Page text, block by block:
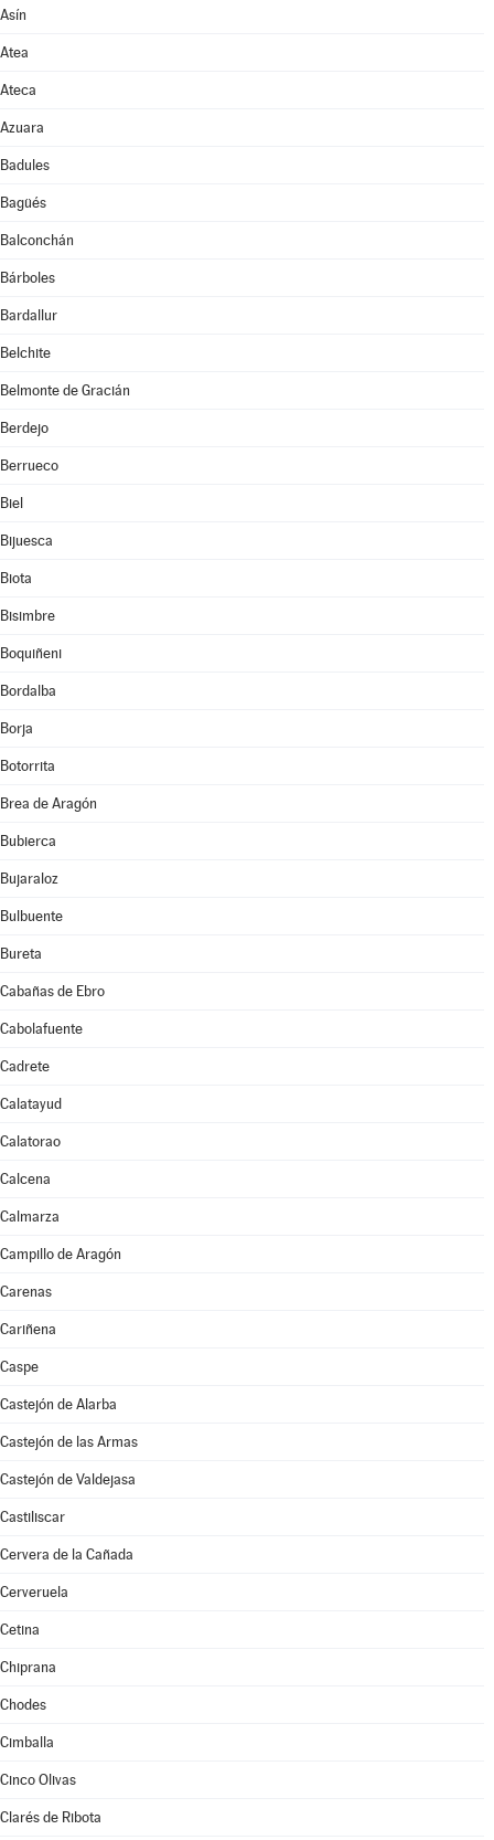
Asín
Atea
Ateca
Azuara
Badules
Bagüés
Balconchán
Bárboles
Bardallur
Belchite
Belmonte de Gracián
Berdejo
Berrueco
Biel
Bijuesca
Biota
Bisimbre
Boquiñeni
Bordalba
Borja
Botorrita
Brea de Aragón
Bubierca
Bujaraloz
Bulbuente
Bureta
Cabañas de Ebro
Cabolafuente
Cadrete
Calatayud
Calatorao
Calcena
Calmarza
Campillo de Aragón
Carenas
Cariñena
Caspe
Castejón de Alarba
Castejón de las Armas
Castejón de Valdejasa
Castiliscar
Cervera de la Cañada
Cerveruela
Cetina
Chiprana
Chodes
Cimballa
Cinco Olivas
Clarés de Ribota